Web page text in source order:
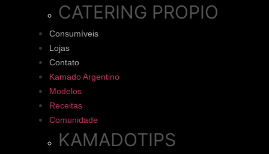
CATERING PROPIO
Consumíveis
Lojas
Contato
Kamado Argentino
Modelos
Receitas
Comunidade
KAMADOTIPS